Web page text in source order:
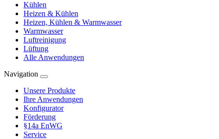
Kühlen
Heizen & Kühlen
Heizen, Kühlen & Warmwasser
Warmwasser
Luftreinigung
Lüftung
Alle Anwendungen
Navigation
Unsere Produkte
Ihre Anwendungen
Konfigurator
Förderung
§14a EnWG
Service